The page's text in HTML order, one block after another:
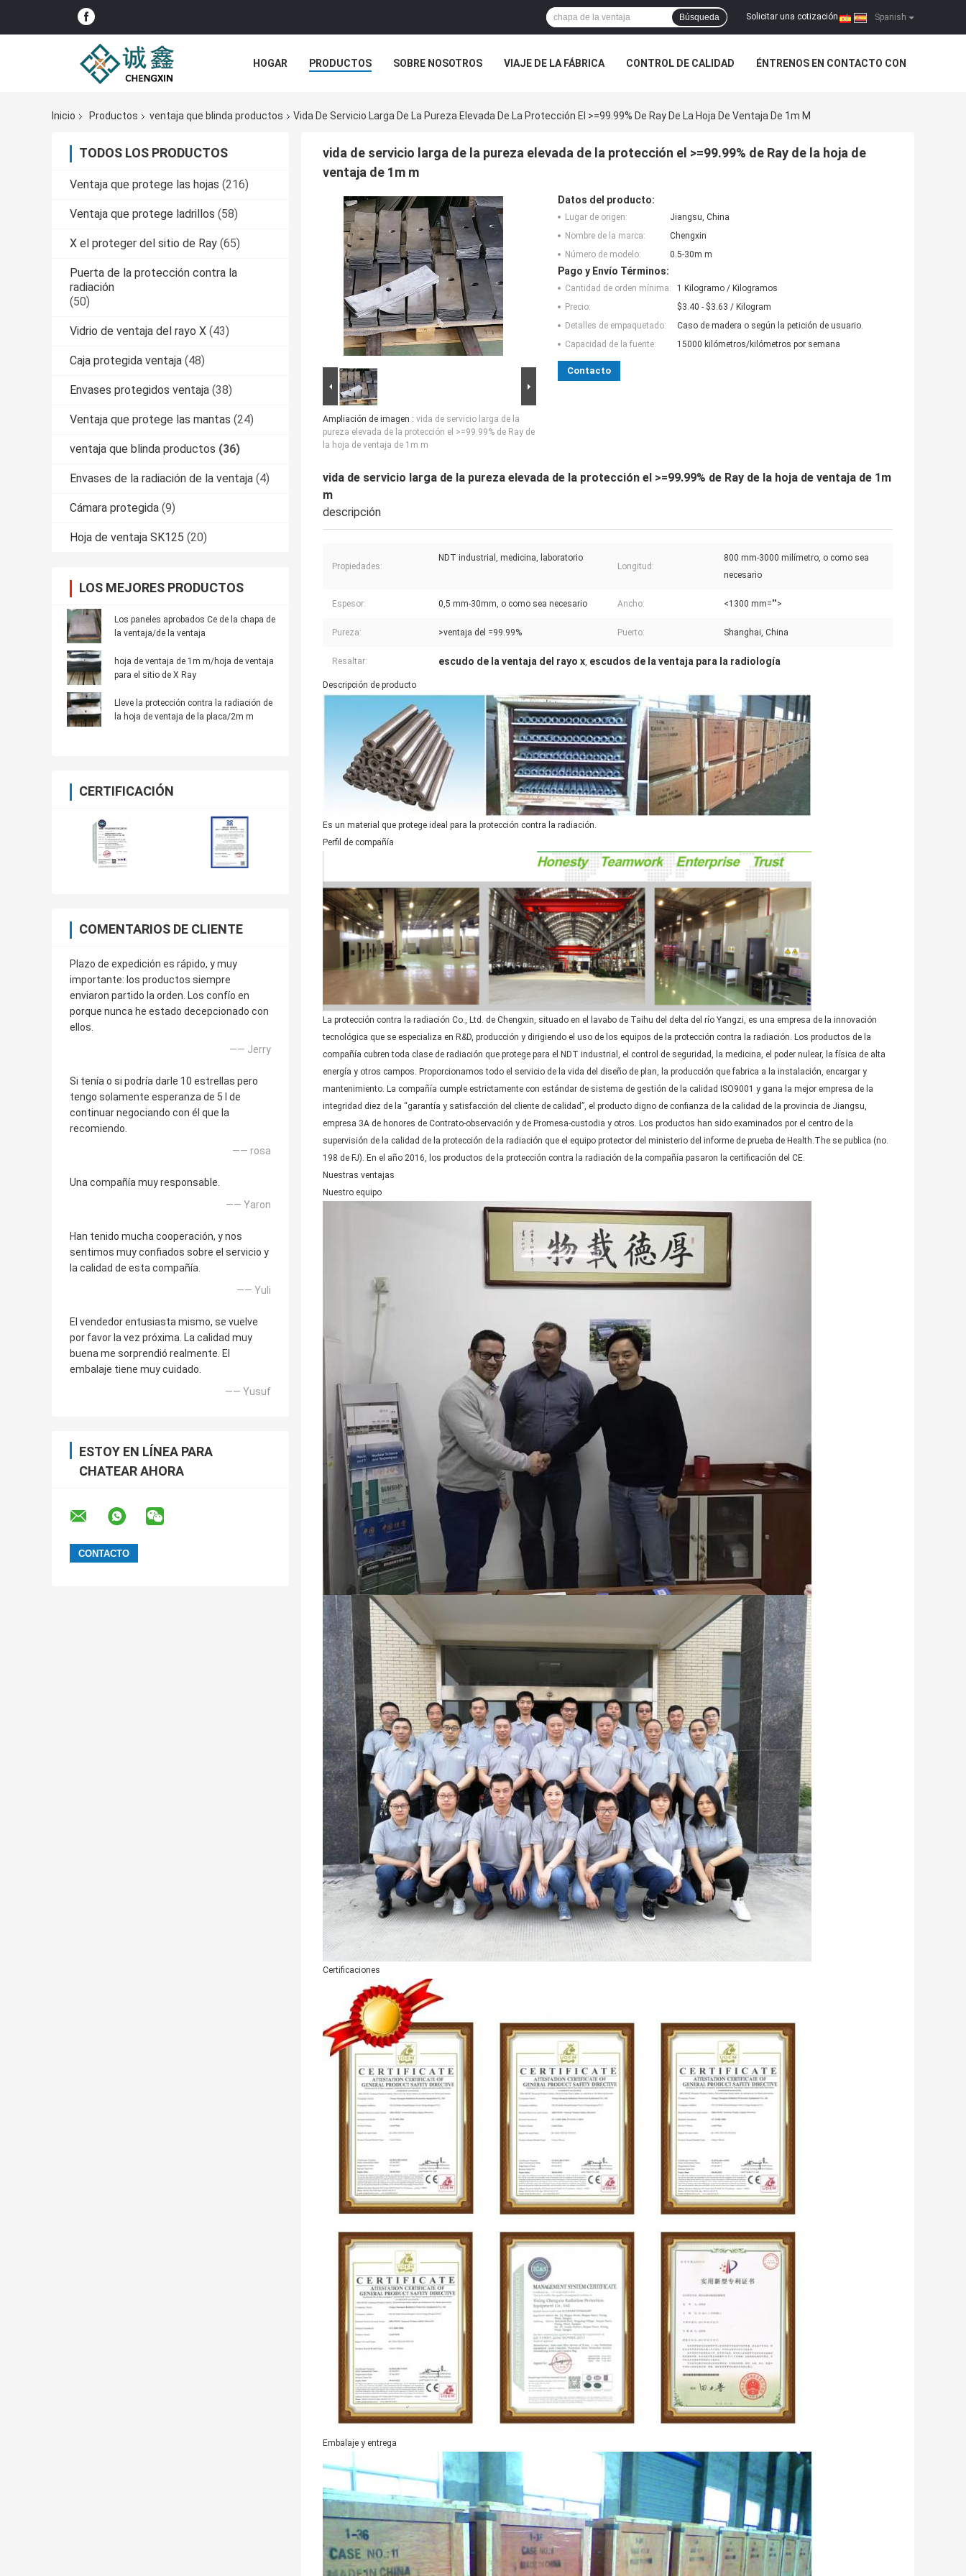
Spanish
Solicitar una cotización |
Búsqueda
HOGAR PRODUCTOS SOBRE NOSOTROS VIAJE DE LA FÁBRICA CONTROL DE CALIDAD ÉNTRENOS EN CONTACTO CON
Inicio
Productos ventaja que blinda productos Vida De Servicio Larga De La Pureza Elevada De La Protección El >=99.99% De Ray De La Hoja De Ventaja De 1m M
TODOS LOS PRODUCTOS
Ventaja que protege las hojas (216)
Ventaja que protege ladrillos (58)
X el proteger del sitio de Ray (65)
Puerta de la protección contra la
radiación
(50)
Vidrio de ventaja del rayo X (43)
Caja protegida ventaja (48)
Envases protegidos ventaja (38)
Ventaja que protege las mantas (24)
ventaja que blinda productos (36)
Envases de la radiación de la ventaja (4)
Cámara protegida (9)
Hoja de ventaja SK125 (20)
LOS MEJORES PRODUCTOS
Los paneles aprobados Ce de la chapa de
la ventaja/de la ventaja
hoja de ventaja de 1m m/hoja de ventaja
para el sitio de X Ray
Lleve la protección contra la radiación de
la hoja de ventaja de la placa/2m m
CERTIFICACIÓN
COMENTARIOS DE CLIENTE
Plazo de expedición es rápido, y muy
importante: los productos siempre
enviaron partido la orden. Los confío en
porque nunca he estado decepcionado con
ellos.
—— Jerry
Si tenía o si podría darle 10 estrellas pero
tengo solamente esperanza de 5 I de
continuar negociando con él que la
recomiendo.
—— rosa
Una compañía muy responsable.
—— Yaron
Han tenido mucha cooperación, y nos
sentimos muy confiados sobre el servicio y
la calidad de esta compañía.
—— Yuli
El vendedor entusiasta mismo, se vuelve
por favor la vez próxima. La calidad muy
buena me sorprendió realmente. El
embalaje tiene muy cuidado.
—— Yusuf
ESTOY EN LÍNEA PARA
CHATEAR AHORA
vida de servicio larga de la pureza elevada de la protección el >=99.99% de Ray de la hoja de
ventaja de 1m m
Ampliación de imagen : vida de servicio larga de la
pureza elevada de la protección el >=99.99% de Ray de
la hoja de ventaja de 1m m
Datos del producto:
Lugar de origen:
Jiangsu, China
Nombre de la marca:
Chengxin
Número de modelo:
0.5-30m m
Pago y Envío Términos:
Cantidad de orden mínima:
1 Kilogramo / Kilogramos
Precio:
$3.40 - $3.63 / Kilogram
Detalles de empaquetado:
Caso de madera o según la petición de usuario.
Capacidad de la fuente:
15000 kilómetros/kilómetros por semana
Contacto
vida de servicio larga de la pureza elevada de la protección el >=99.99% de Ray de la hoja de ventaja de 1m
m
descripción
Propiedades:
NDT industrial, medicina, laboratorio
Longitud:
800 mm-3000 milímetro, o como sea
necesario
Espesor: 0,5 mm-30mm, o como sea necesario Ancho: <1300 mm="">
Pureza: >ventaja del =99.99% Puerto: Shanghai, China
Resaltar: escudo de la ventaja del rayo x, escudos de la ventaja para la radiología
Descripción de producto
Es un material que protege ideal para la protección contra la radiación.
Perfil de compañía
La protección contra la radiación Co., Ltd. de Chengxin, situado en el lavabo de Taihu del delta del río Yangzi, es una empresa de la innovación
tecnológica que se especializa en R&D, producción y dirigiendo el uso de los equipos de la protección contra la radiación. Los productos de la
compañía cubren toda clase de radiación que protege para el NDT industrial, el control de seguridad, la medicina, el poder nulear, la física de alta
energía y otros campos. Proporcionamos todo el servicio de la vida del diseño de plan, la producción que fabrica a la instalación, encargar y
mantenimiento. La compañía cumple estrictamente con estándar de sistema de gestión de la calidad ISO9001 y gana la mejor empresa de la
integridad diez de la “garantía y satisfacción del cliente de calidad”, el producto digno de confianza de la calidad de la provincia de Jiangsu,
empresa 3A de honores de Contrato-observación y de Promesa-custodia y otros. Los productos han sido examinados por el centro de la
supervisión de la calidad de la protección de la radiación que el equipo protector del ministerio del informe de prueba de Health.The se publica (no.
198 de FJ). En el año 2016, los productos de la protección contra la radiación de la compañía pasaron la certificación del CE.
Nuestras ventajas
Nuestro equipo
Certificaciones
Embalaje y entrega